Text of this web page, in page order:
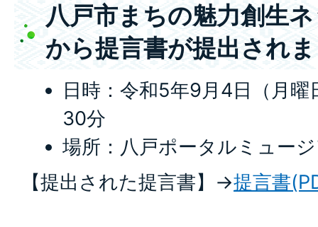
八戸市まちの魅力創生
から提言書が提出され
日時：令和5年9月4日（月
30分
場所：八戸ポータルミュー
【提出された提言書】→提言書